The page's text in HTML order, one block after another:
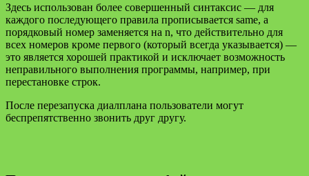
Здесь использован более совершенный синтаксис — для
каждого последующего правила прописывается same, а
порядковый номер заменяется на n, что действительно для
всех номеров кроме первого (который всегда указывается) —
это является хорошей практикой и исключает возможность
неправильного выполнения программы, например, при
перестановке строк.
После перезапуска диалплана пользователи могут
беспрепятственно звонить друг другу.